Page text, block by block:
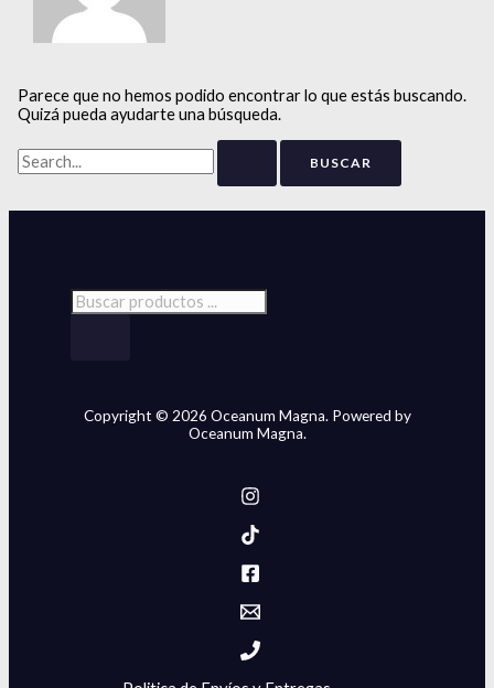
Parece que no hemos podido encontrar lo que estás buscando.
Quizá pueda ayudarte una búsqueda.
Copyright © 2026 Oceanum Magna. Powered by
Oceanum Magna.